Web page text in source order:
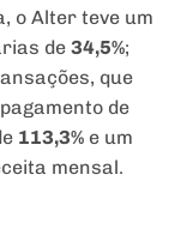
o Alter teve um
de 34,5%;
que
de
113,3% e um
mensal.